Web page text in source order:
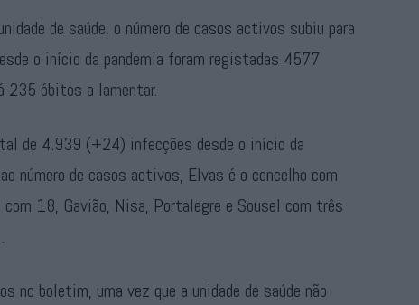
de saúde, o número de casos activos subiu para
o início da pandemia foram registadas 4577
235 óbitos a lamentar.
de 4.939 (+24) infecções desde o início da
número de casos activos, Elvas é o concelho com
18, Gavião, Nisa, Portalegre e Sousel com três
no boletim, uma vez que a unidade de saúde não